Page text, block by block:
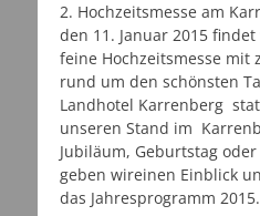
2. Hochzeitsmesse am
den 11. Januar 2015
feine Hochzeitsmesse mit
rund um den schönsten
Landhotel Karrenberg
unseren Stand im
Jubiläum, Geburtstag
geben wireinen Einblick
das Jahresprogramm